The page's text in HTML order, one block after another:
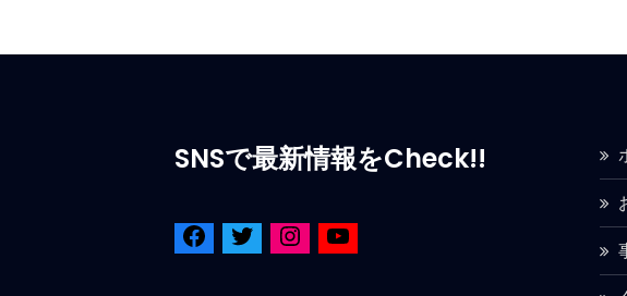
SNSで最新情報をCheck!!